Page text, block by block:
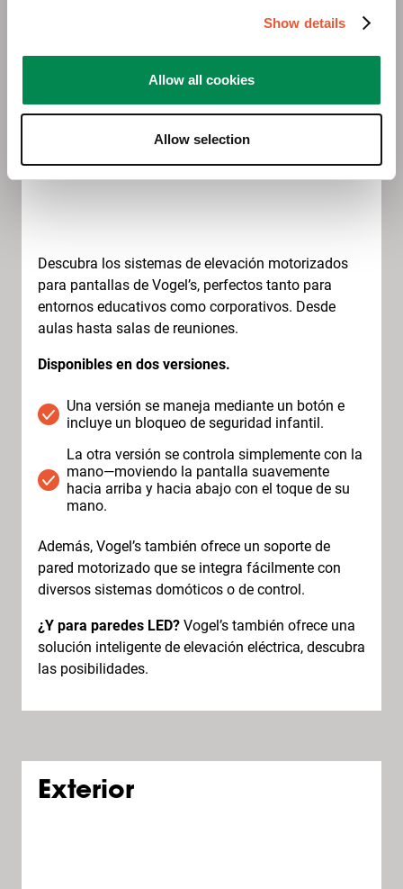
Show details
Allow all cookies
Allow selection
Lleve su contenido al
siguiente nivel, literalmente
Descubra los sistemas de elevación motorizados
para pantallas de Vogel’s, perfectos tanto para
entornos educativos como corporativos. Desde
aulas hasta salas de reuniones.
Disponibles en dos versiones.
Una versión se maneja mediante un botón e
incluye un bloqueo de seguridad infantil.
La otra versión se controla simplemente con la
mano—moviendo la pantalla suavemente
hacia arriba y hacia abajo con el toque de su
mano.
Además, Vogel’s también ofrece un soporte de
pared motorizado que se integra fácilmente con
diversos sistemas domóticos o de control.
¿Y para paredes LED? Vogel’s también ofrece una
solución inteligente de elevación eléctrica, descubra
las posibilidades.
Exterior